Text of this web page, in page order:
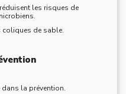
les risques de
coliques de sable.
dans la prévention.